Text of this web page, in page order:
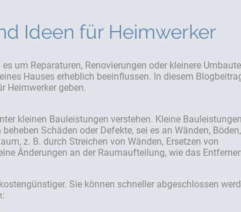
Ideen für Heimwerker
um Reparaturen, Renovierungen oder kleinere
Hauses erheblich beeinflussen. In diesem
Heimwerker geben.
kleinen Bauleistungen verstehen. Kleine Bauleistungen
Schäden oder Defekte, sei es an Wänden,
z. B. durch Streichen von Wänden, Ersetzen von
Änderungen an der Raumaufteilung, wie das
Sie können schneller abgeschlossen